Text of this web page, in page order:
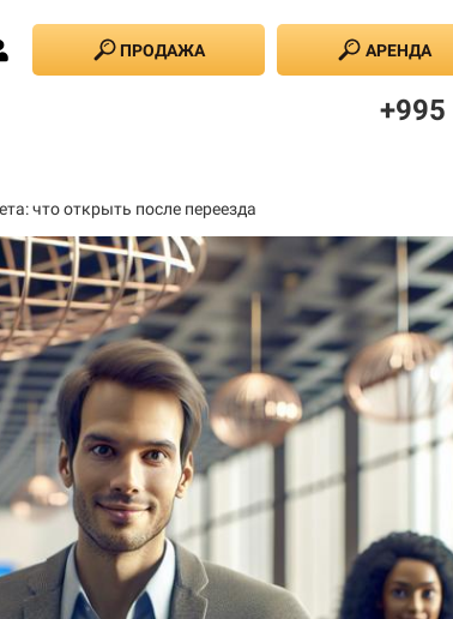
ПРОДАЖА АРЕНДА
+995
что открыть после переезда